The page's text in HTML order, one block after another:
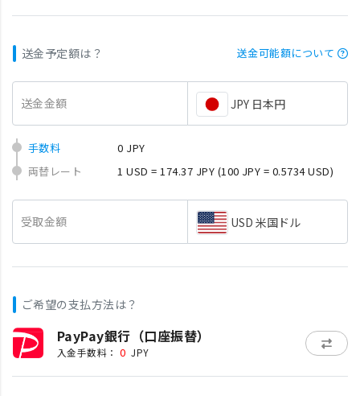
送金予定額は？ 送金可能額について
送金金額 JPY 日本円
手数料
0 JPY
両替レート
1 USD = 174.37 JPY (100 JPY = 0.5734 USD)
受取金額 USD 米国ドル
ご希望の支払方法は？
PayPay銀行（口座振替）
入金手数料： 0 JPY